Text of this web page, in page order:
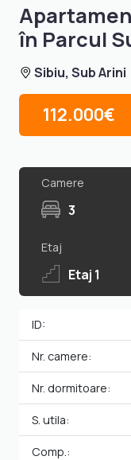
în Parcul
Sibiu, Sub Arini
112.000€
Camere
3
Etaj
Etaj 1
ID:
Nr. camere:
Nr. dormitoare:
S. utila:
Comp.: